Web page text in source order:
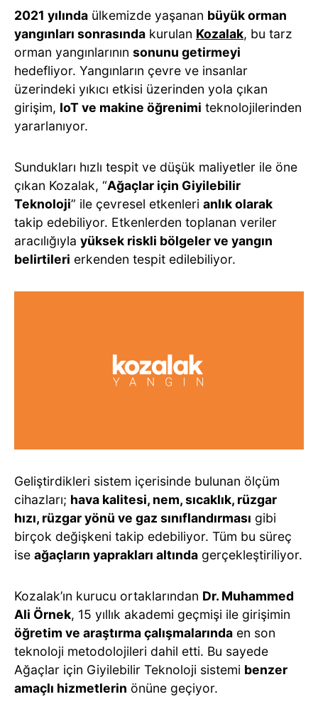
2021 yılında ülkemizde yaşanan büyük orman
yangınları sonrasında kurulan Kozalak, bu tarz
orman yangınlarının sonunu getirmeyi
hedefliyor. Yangınların çevre ve insanlar
üzerindeki yıkıcı etkisi üzerinden yola çıkan
girişim, IoT ve makine öğrenimi teknolojilerinden
yararlanıyor.
Sundukları hızlı tespit ve düşük maliyetler ile öne
çıkan Kozalak, “Ağaçlar için Giyilebilir
Teknoloji” ile çevresel etkenleri anlık olarak
takip edebiliyor. Etkenlerden toplanan veriler
aracılığıyla yüksek riskli bölgeler ve yangın
belirtileri erkenden tespit edilebiliyor.
Geliştirdikleri sistem içerisinde bulunan ölçüm
cihazları; hava kalitesi, nem, sıcaklık, rüzgar
hızı, rüzgar yönü ve gaz sınıflandırması gibi
birçok değişkeni takip edebiliyor. Tüm bu süreç
ise ağaçların yaprakları altında gerçekleştiriliyor.
Kozalak’ın kurucu ortaklarından Dr. Muhammed
Ali Örnek, 15 yıllık akademi geçmişi ile girişimin
öğretim ve araştırma çalışmalarında en son
teknoloji metodolojileri dahil etti. Bu sayede
Ağaçlar için Giyilebilir Teknoloji sistemi benzer
amaçlı hizmetlerin önüne geçiyor.